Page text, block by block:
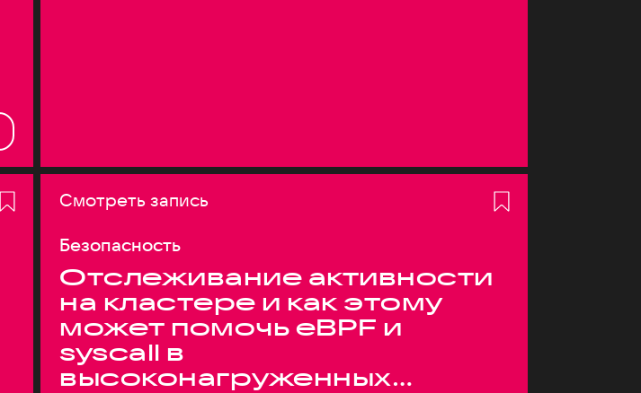
Смотреть запись
Безопасность
Отслеживание активности
на кластере и как этому
может помочь eBPF и
syscall в
высоконагруженных